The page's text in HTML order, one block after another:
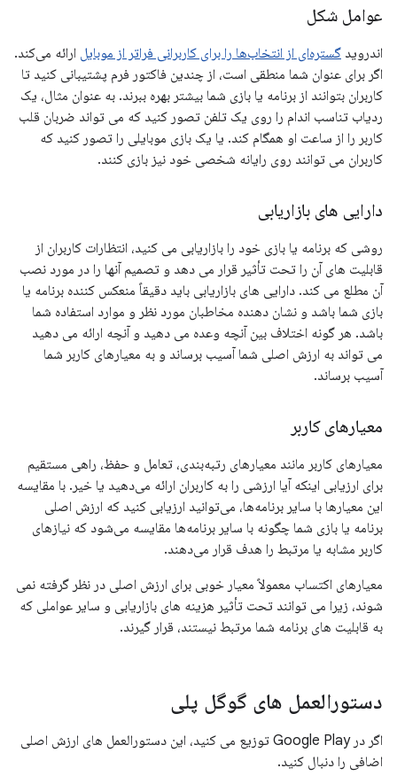
عوامل شکل
اندروید گستره‌ای از انتخاب‌ها را برای کاربرانی فراتر از موبایل ارائه می‌کند.
اگر برای عنوان شما منطقی است، از چندین فاکتور فرم پشتیبانی کنید تا
کاربران بتوانند از برنامه یا بازی شما بیشتر بهره ببرند. به عنوان مثال، یک
ردیاب تناسب اندام را روی یک تلفن تصور کنید که می تواند ضربان قلب
کاربر را از ساعت او همگام کند. یا یک بازی موبایلی را تصور کنید که
کاربران می توانند روی رایانه شخصی خود نیز بازی کنند.
دارایی های بازاریابی
روشی که برنامه یا بازی خود را بازاریابی می کنید، انتظارات کاربران از
قابلیت های آن را تحت تأثیر قرار می دهد و تصمیم آنها را در مورد نصب
آن مطلع می کند. دارایی های بازاریابی باید دقیقاً منعکس کننده برنامه یا
بازی شما باشد و نشان دهنده مخاطبان مورد نظر و موارد استفاده شما
باشد. هر گونه اختلاف بین آنچه وعده می دهید و آنچه ارائه می دهید
می تواند به ارزش اصلی شما آسیب برساند و به معیارهای کاربر شما
آسیب برساند.
معیارهای کاربر
معیارهای کاربر مانند معیارهای رتبه‌بندی، تعامل و حفظ، راهی مستقیم
برای ارزیابی اینکه آیا ارزشی را به کاربران ارائه می‌دهید یا خیر. با مقایسه
این معیارها با سایر برنامه‌ها، می‌توانید ارزیابی کنید که ارزش اصلی
برنامه یا بازی شما چگونه با سایر برنامه‌ها مقایسه می‌شود که نیازهای
کاربر مشابه یا مرتبط را هدف قرار می‌دهند.
معیارهای اکتساب معمولاً معیار خوبی برای ارزش اصلی در نظر گرفته نمی
شوند، زیرا می توانند تحت تأثیر هزینه های بازاریابی و سایر عواملی که
به قابلیت های برنامه شما مرتبط نیستند، قرار گیرند.
دستورالعمل های گوگل پلی
اگر در Google Play توزیع می کنید، این دستورالعمل های ارزش اصلی
اضافی را دنبال کنید.